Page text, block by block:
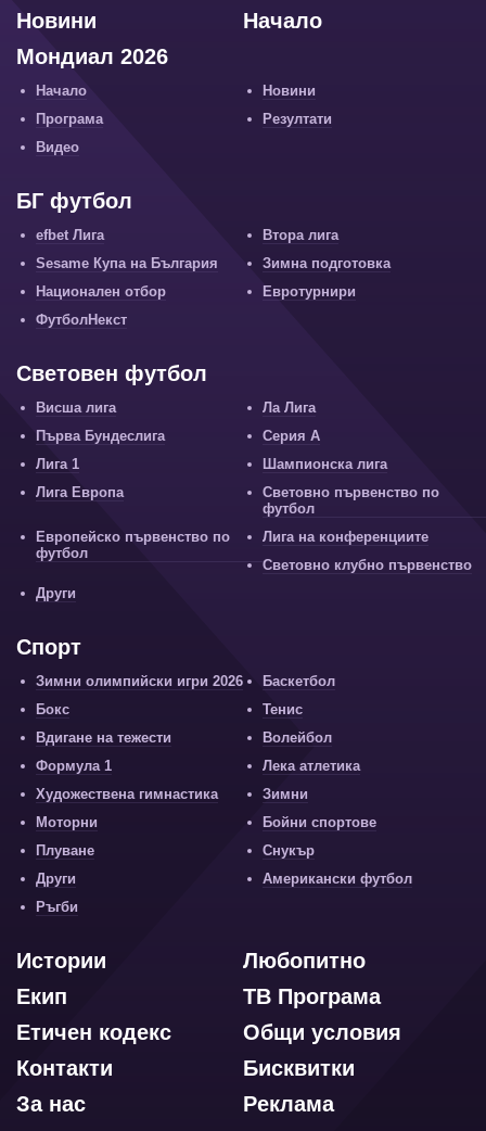
Начало
Новини
Мондиал 2026
Начало
Новини
Програма
Резултати
Видео
БГ футбол
efbet Лига
Втора лига
Sesame Купа на България
Зимна подготовка
Национален отбор
Евротурнири
ФутболНекст
Световен футбол
Висша лига
Ла Лига
Първа Бундеслига
Серия А
Лига 1
Шампионска лига
Лига Европа
Световно първенство по
футбол
Европейско първенство по
футбол
Лига на конференциите
Световно клубно първенство
Други
Спорт
Зимни олимпийски игри 2026
Баскетбол
Бокс
Тенис
Вдигане на тежести
Волейбол
Формула 1
Лека атлетика
Художествена гимнастика
Зимни
Моторни
Бойни спортове
Плуване
Снукър
Други
Американски футбол
Ръгби
Любопитно
Истории
ТВ Програма
Екип
Общи условия
Етичен кодекс
Бисквитки
Контакти
Реклама
За нас